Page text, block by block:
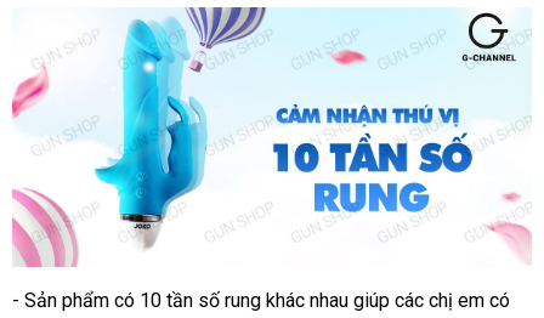
Dương
- Sản phẩm có 10 tần số rung khác nhau giúp nội
các chị em thanh
có